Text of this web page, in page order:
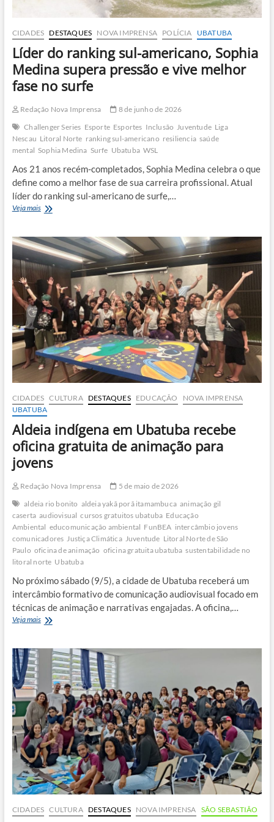
CIDADES DESTAQUES NOVA IMPRENSA POLÍCIA UBATUBA
Líder do ranking sul-americano, Sophia
Medina supera pressão e vive melhor
fase no surfe
Redação Nova Imprensa
8 de junho de 2026
Challenger Series Esporte Esportes Inclusão Juventude Liga
Nescau Litoral Norte ranking sul-americano resiliencia saúde
mental Sophia Medina Surfe Ubatuba WSL
Aos 21 anos recém-completados, Sophia Medina celebra o que
define como a melhor fase de sua carreira profissional. Atual
líder do ranking sul-americano de surfe,…
Veja maisLíder
sul-
americano,
Sophia
Medina
supera
pressão
e
vive
melhor
fase
no
surfe
CIDADES CULTURA DESTAQUES EDUCAÇÃO
NOVA IMPRENSA
UBATUBA
Aldeia indígena em Ubatuba recebe
oficina gratuita de animação para
jovens
Redação Nova Imprensa
5 de maio de 2026
aldeia rio bonito aldeia yakã porã itamambuca animação gil
caserta audiovisual cursos gratuitos ubatuba Educação
Ambiental educomunicação ambiental FunBEA intercâmbio jovens
comunicadores Justiça Climática Juventude Litoral Norte de São
Paulo oficina de animação oficina gratuita ubatuba sustentabilidade no
litoral norte Ubatuba
No próximo sábado (9/5), a cidade de Ubatuba receberá um
intercâmbio formativo de comunicação audiovisual focado em
técnicas de animação e narrativas engajadas. A oficina,…
Veja maisAldeia
Ubatuba
recebe
oficina
gratuita
de
animação
para
jovens
CIDADES CULTURA DESTAQUES NOVA IMPRENSA SÃO SEBASTIÃO